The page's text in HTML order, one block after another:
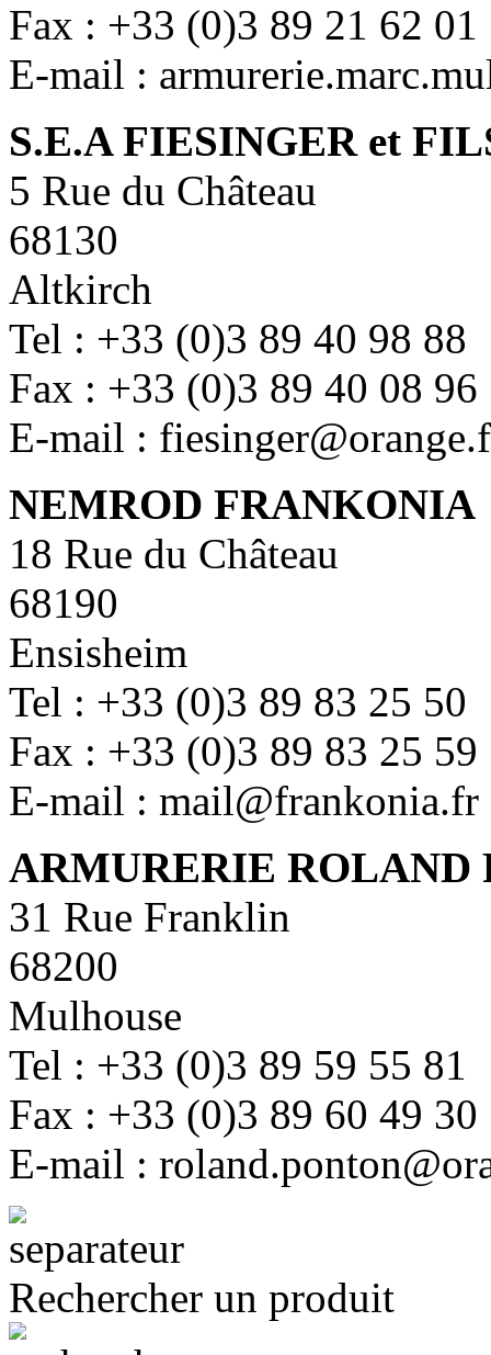
Fax : +33 (0)3 89 21 62 01
E-mail :
S.E.A FIESINGER et
5 Rue du Château
68130
Altkirch
Tel : +33 (0)3 89 40 98 88
Fax : +33 (0)3 89 40 08 96
E-mail :
NEMROD FRANKONIA
18 Rue du Château
68190
Ensisheim
Tel : +33 (0)3 89 83 25 50
Fax : +33 (0)3 89 83 25 59
E-mail : mail@frankonia.fr
ARMURERIE ROLAND
31 Rue Franklin
68200
Mulhouse
Tel : +33 (0)3 89 59 55 81
Fax : +33 (0)3 89 60 49 30
E-mail :
Rechercher un produit